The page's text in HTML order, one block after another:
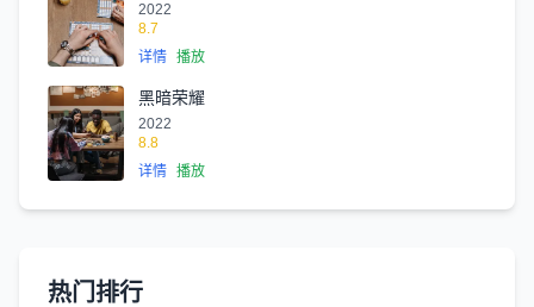
2022
8.7
详情 播放
黑暗荣耀
2022
8.8
详情 播放
热门排行